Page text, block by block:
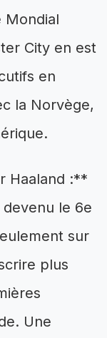
Mondial
City en est
en
la Norvège,
Haaland :**
le 6e
sur
plus
Une